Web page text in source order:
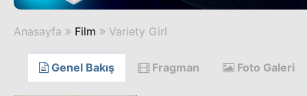
Anasayfa Film Variety Girl
Genel Bakış Fragman Foto Galeri